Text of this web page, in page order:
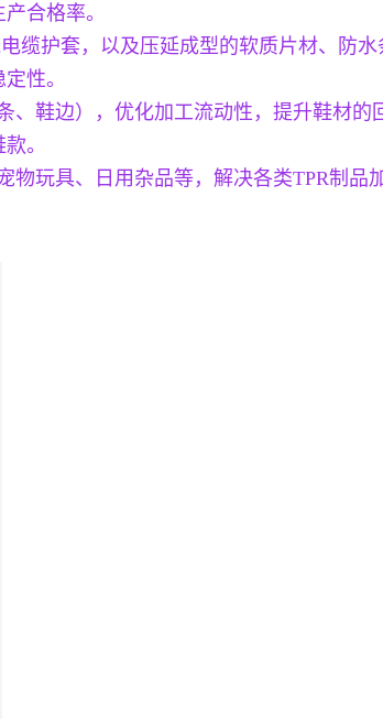
合格率。
缆护套，以及压延成型的软质片材、防
性。
、鞋边），优化加工流动性，提升鞋材
。
物玩具、日用杂品等，解决各类TPR制